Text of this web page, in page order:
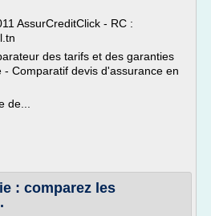
AssurCreditClick - RC :
des tarifs et des garanties
- Comparatif devis d'assurance en
de...
: comparez les